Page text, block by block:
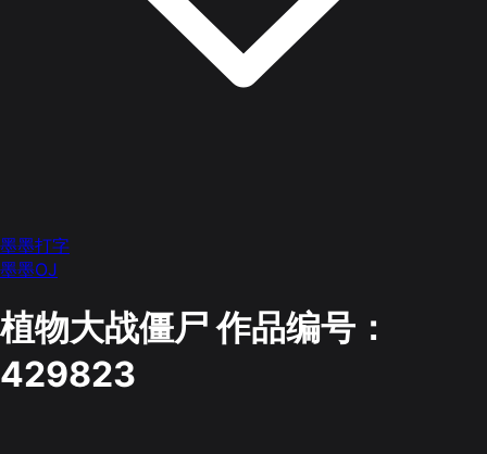
墨墨打字
墨墨OJ
植物大战僵尸作品编号：
429823